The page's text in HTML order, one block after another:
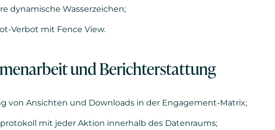
dynamische Wasserzeichen;
Verbot mit Fence View.
und Berichterstattung
von Ansichten und Downloads in der Engagement-Matrix;
mit jeder Aktion innerhalb des Datenraums;